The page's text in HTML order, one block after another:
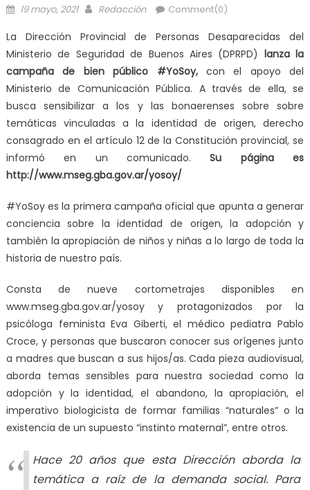
19 mayo, 2021 Redacción Comment(0)
La Dirección Provincial de Personas Desaparecidas del
Ministerio de Seguridad de Buenos Aires (DPRPD) lanza la
campaña de bien público #YoSoy,con el apoyo del
Ministerio de Comunicación Pública. A través de ella, se
busca sensibilizar a los y las bonaerenses sobre sobre
temáticas vinculadas a la identidad de origen, derecho
consagrado en el artículo 12 de la Constitución provincial, se
informó en un comunicado.Su página es
http://www.mseg.gba.gov.ar/yosoy/
#YoSoy es la primera campaña oficial que apunta a generar
conciencia sobre la identidad de origen, la adopción y
también la apropiación de niños y niñas a lo largo de toda la
historia de nuestro país.
Consta de nueve cortometrajes disponibles en
www.mseg.gba.gov.ar/yosoy y protagonizados por la
psicóloga feminista Eva Giberti, el médico pediatra Pablo
Croce, y personas que buscaron conocer sus orígenes junto
a madres que buscan a sus hijos/as. Cada pieza audiovisual,
aborda temas sensibles para nuestra sociedad como la
adopción y la identidad, el abandono, la apropiación, el
imperativo biologicista de formar familias “naturales” o la
existencia de un supuesto “instinto maternal”, entre otros.
Hace 20 años que esta Dirección aborda la
temática a raíz de la demanda social. Para